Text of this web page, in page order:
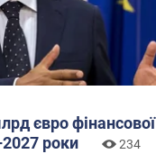
євро
роки
234